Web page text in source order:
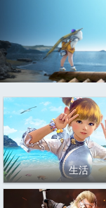
生活